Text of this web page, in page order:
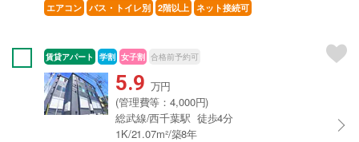
エアコン バス・トイレ別 2階以上 ネット接続可
賃貸アパート 学割 女子割 合格前予約可
5.9 万円
(管理費等：4,000円)
総武線/西千葉駅 徒歩4分
1K/21.07m²/築8年